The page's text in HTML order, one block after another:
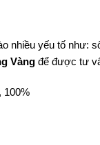
nhiều yếu tố như:
Vàng để được tư
100%